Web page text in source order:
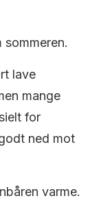
lave
mange
for
ned mot
varme.